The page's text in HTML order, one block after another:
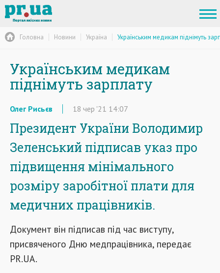
Головна Новини Україна Українським медикам піднімуть
Українським медикам
піднімуть зарплату
Олег Рисьєв 18 чер '21 14:07
Президент України Володимир
Зеленський підписав указ про
підвищення мінімального
розміру заробітної плати для
медичних працівників.
Документ він підписав під час виступу,
присвяченого Дню медпрацівника, передає
PR.UA.